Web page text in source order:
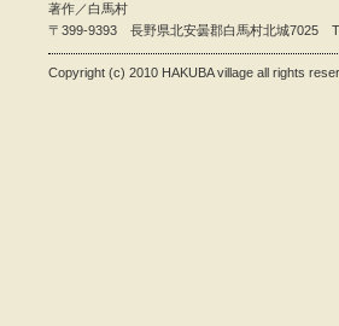
著作／白馬村
〒399-9393 長野県北安曇郡白馬村北城7025
Copyright (c) 2010 HAKUBA village all rights